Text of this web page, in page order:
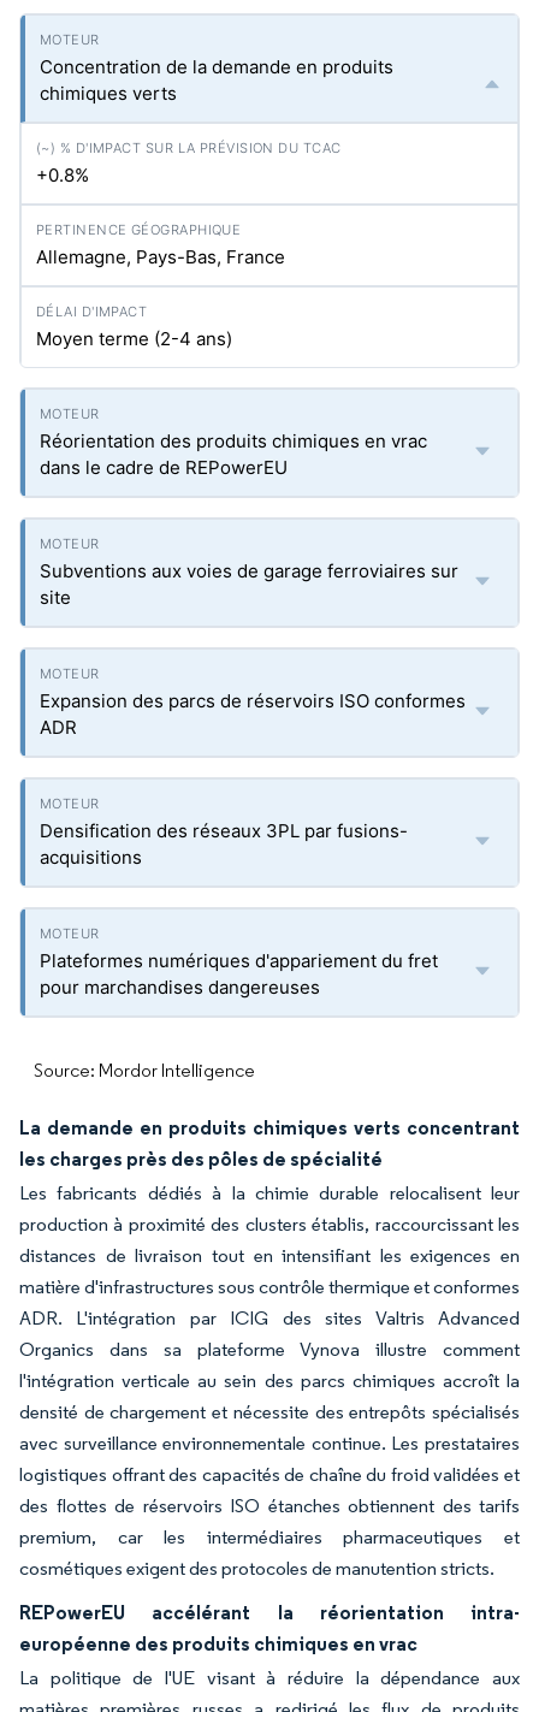
Concentration de la demande en produits
chimiques verts
+0.8%
Allemagne, Pays-Bas, France
Moyen terme (2-4 ans)
Réorientation des produits chimiques en vrac
dans le cadre de REPowerEU
Subventions aux voies de garage ferroviaires sur
site
Expansion des parcs de réservoirs ISO conformes
ADR
Densification des réseaux 3PL par fusions-
acquisitions
Plateformes numériques d'appariement du fret
pour marchandises dangereuses
Source: Mordor Intelligence
La demande en produits chimiques verts concentrant
les charges près des pôles de spécialité
Les fabricants dédiés à la chimie durable relocalisent leur
production à proximité des clusters établis, raccourcissant les
distances de livraison tout en intensifiant les exigences en
matière d'infrastructures sous contrôle thermique et conformes
ADR. L'intégration par ICIG des sites Valtris Advanced
Organics dans sa plateforme Vynova illustre comment
l'intégration verticale au sein des parcs chimiques accroît la
densité de chargement et nécessite des entrepôts spécialisés
avec surveillance environnementale continue. Les prestataires
logistiques offrant des capacités de chaîne du froid validées et
des flottes de réservoirs ISO étanches obtiennent des tarifs
premium, car les intermédiaires pharmaceutiques et
cosmétiques exigent des protocoles de manutention stricts.
REPowerEU accélérant la réorientation intra-
européenne des produits chimiques en vrac
La politique de l'UE visant à réduire la dépendance aux